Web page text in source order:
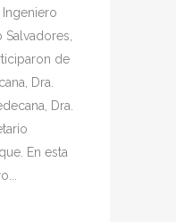
de
Dra.
Dra.
En esta